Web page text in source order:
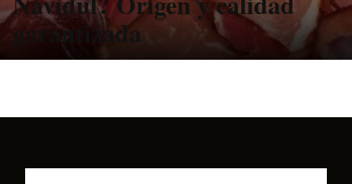
garantizada